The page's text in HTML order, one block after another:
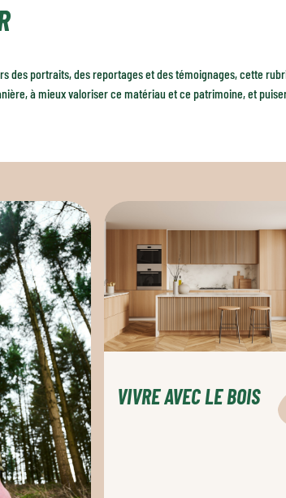
des portraits, des reportages et des témoignages, cette
à mieux valoriser ce matériau et ce patrimoine, et
Vivre
avec
VIVRE AVEC LE BOIS